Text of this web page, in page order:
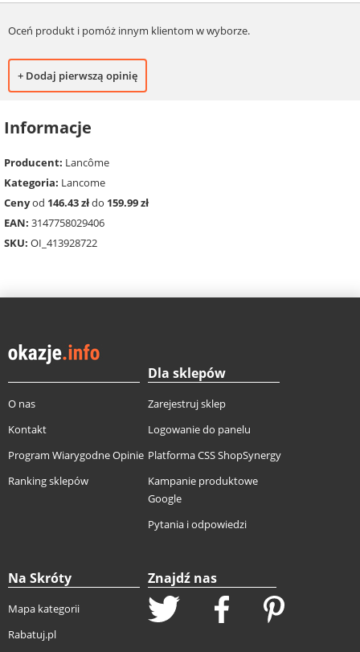
Oceń produkt i pomóż innym klientom w wyborze.
+ Dodaj pierwszą opinię
Informacje
Producent: Lancôme
Kategoria: Lancome
Cenyod 146.43 złdo 159.99 zł
EAN: 3147758029406
SKU: OI_413928722
O nas
Kontakt
Program Wiarygodne Opinie
Ranking sklepów
Dla sklepów
Zarejestruj sklep
Logowanie do panelu
Platforma CSS ShopSynergy
Kampanie produktowe
Google
Pytania i odpowiedzi
Na Skróty
Mapa kategorii
Rabatuj.pl
Znajdź nas